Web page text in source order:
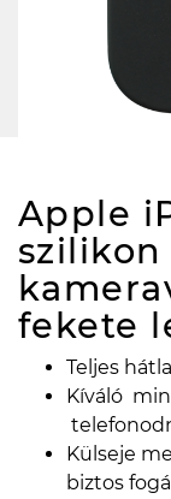
Apple
fekete
Teljes
Kíváló
Külseje
biztos